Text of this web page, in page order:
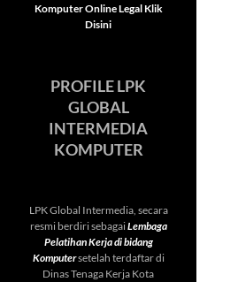
Komputer Online Legal Klik
Disini
PROFILE LPK
GLOBAL
INTERMEDIA
KOMPUTER
LPK Global Intermedia, secara
resmi berdiri sebagaiLembaga
Pelatihan Kerja di bidang
Komputersetelah terdaftar di
Dinas Tenaga Kerja Kota